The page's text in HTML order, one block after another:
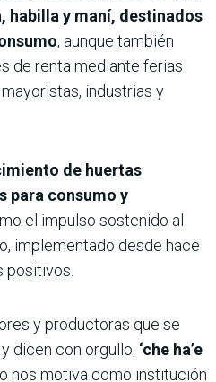
habilla y maní, destinados
, aunque también
de renta mediante ferias
industrias y
de huertas
para consumo y
el impulso sostenido al
implementado desde hace
positivos.
y productoras que se
dicen con orgullo: ‘che ha’e
nos motiva como institución